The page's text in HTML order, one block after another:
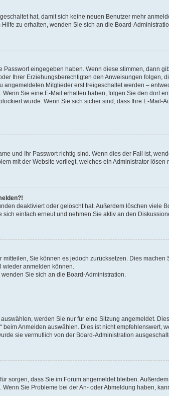
hat, damit sich keine neuen Benutzer mehr
zu erhalten, wenden Sie sich an die Board-
eingegeben haben. Wenn diese stimmen, dann
Ihrer Erziehungsberechtigten den Anweisungen folgen,
Mitglieder erst freigeschaltet werden –
Sie eine E-Mail erhalten haben, folgen Sie den dort
wurde. Wenn Sie sich sicher sind, dass Ihre E-Mail-
und Ihr Passwort richtig sind. Wenn dies der Fall ist,
mit der Website vorliegt, welches ein Administrator lösen
deaktiviert oder gelöscht hat. Außerdem löschen viele
einfach erneut und nehmen Sie aktiv an den
Sie können es jedoch zurücksetzen. Dies
anmelden können.
Sie sich an die Board-Administration.
werden Sie nur für eine Sitzung angemeldet.
Anmelden auswählen. Dies ist nicht empfehlenswert,
sie vermutlich von der Board-Administration
sorgen, dass Sie im Forum angemeldet bleiben.
Sie Probleme bei der An- oder Abmeldung haben,